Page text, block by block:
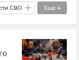
Еще 4
СВО